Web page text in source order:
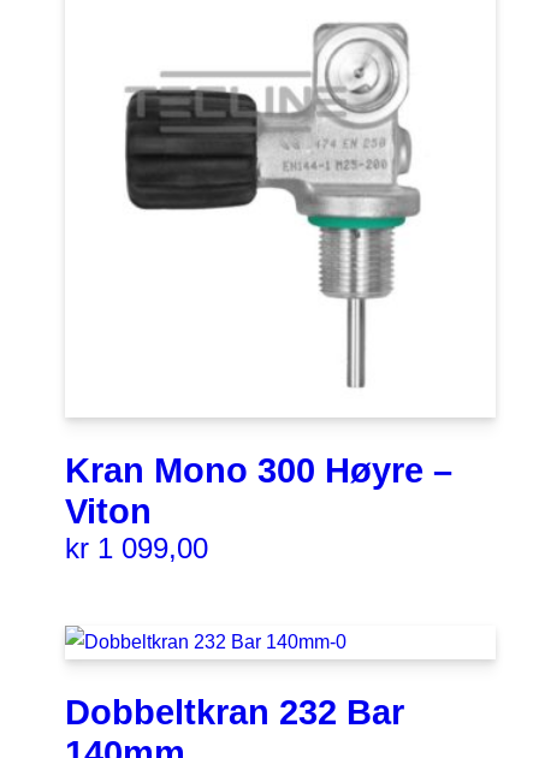
Kran Mono 300 Høyre –
Viton
kr 1 099,00
Dobbeltkran 232 Bar